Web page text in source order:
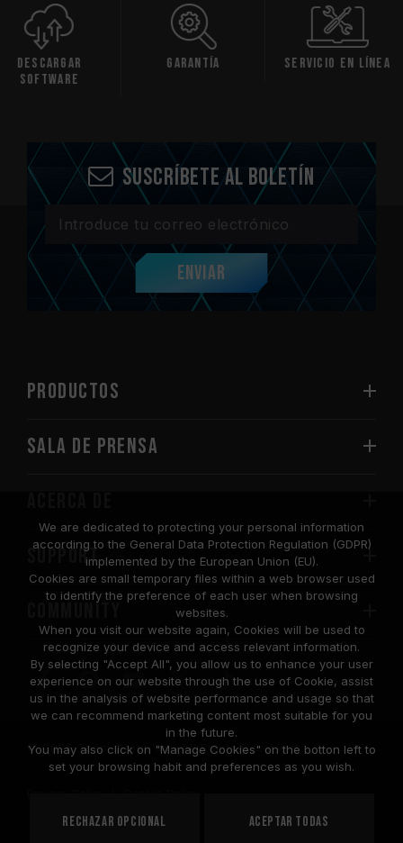
Servicio en línea
Suscríbete al boletín
Enviar
PRODUCTOS
Sala de prensa
SUPPORT
COMMUNITY
© 2026 Team Group Inc. All Rights Reserved.
United
We are dedicated to protecting your personal information
according to the General Data Protection Regulation (GDPR)
implemented by the European Union (EU).
Cookies are small temporary files within a web browser used
to identify the preference of each user when browsing
websites.
When you visit our website again, Cookies will be used to
recognize your device and access relevant information.
By selecting "Accept All", you allow us to enhance your user
experience on our website through the use of Cookie, assist
us in the analysis of website performance and usage so that
we can recommend marketing content most suitable for you
in the future.
You may also click on "Manage Cookies" on the botton left to
set your browsing habit and preferences as you wish.
Rechazar opcional Aceptar todas